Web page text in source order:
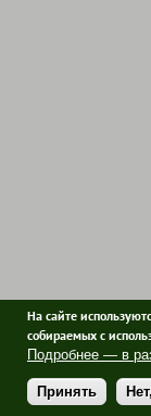
На сайте
собираемых с
Подробнее — в
Принять